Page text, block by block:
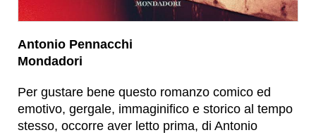
Antonio Pennacchi
Mondadori
Per gustare bene questo romanzo comico ed
emotivo, gergale, immaginifico e storico al tempo
stesso, occorre aver letto prima, di Antonio